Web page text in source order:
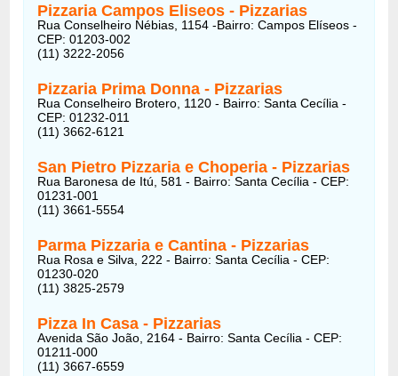
Pizzaria Campos Eliseos- Pizzarias
Rua Conselheiro Nébias, 1154 -Bairro: Campos Elíseos -
CEP: 01203-002
(11) 3222-2056
Pizzaria Prima Donna- Pizzarias
Rua Conselheiro Brotero, 1120 - Bairro: Santa Cecília -
CEP: 01232-011
(11) 3662-6121
San Pietro Pizzaria e Choperia- Pizzarias
Rua Baronesa de Itú, 581 - Bairro: Santa Cecília - CEP:
01231-001
(11) 3661-5554
Parma Pizzaria e Cantina- Pizzarias
Rua Rosa e Silva, 222 - Bairro: Santa Cecília - CEP:
01230-020
(11) 3825-2579
Pizza In Casa- Pizzarias
Avenida São João, 2164 - Bairro: Santa Cecília - CEP:
01211-000
(11) 3667-6559